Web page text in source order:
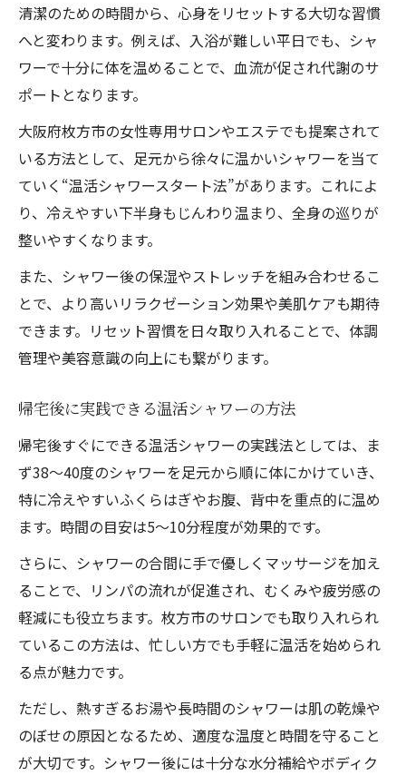
清潔のための時間から、心身をリセットする大切な習慣
へと変わります。例えば、入浴が難しい平日でも、シャ
ワーで十分に体を温めることで、血流が促され代謝のサ
ポートとなります。
大阪府枚方市の女性専用サロンやエステでも提案されて
いる方法として、足元から徐々に温かいシャワーを当て
ていく“温活シャワースタート法”があります。これによ
り、冷えやすい下半身もじんわり温まり、全身の巡りが
整いやすくなります。
また、シャワー後の保湿やストレッチを組み合わせるこ
とで、より高いリラクゼーション効果や美肌ケアも期待
できます。リセット習慣を日々取り入れることで、体調
管理や美容意識の向上にも繋がります。
帰宅後に実践できる温活シャワーの方法
帰宅後すぐにできる温活シャワーの実践法としては、ま
ず38〜40度のシャワーを足元から順に体にかけていき、
特に冷えやすいふくらはぎやお腹、背中を重点的に温め
ます。時間の目安は5〜10分程度が効果的です。
さらに、シャワーの合間に手で優しくマッサージを加え
ることで、リンパの流れが促進され、むくみや疲労感の
軽減にも役立ちます。枚方市のサロンでも取り入れられ
ているこの方法は、忙しい方でも手軽に温活を始められ
る点が魅力です。
ただし、熱すぎるお湯や長時間のシャワーは肌の乾燥や
のぼせの原因となるため、適度な温度と時間を守ること
が大切です。シャワー後には十分な水分補給やボディク